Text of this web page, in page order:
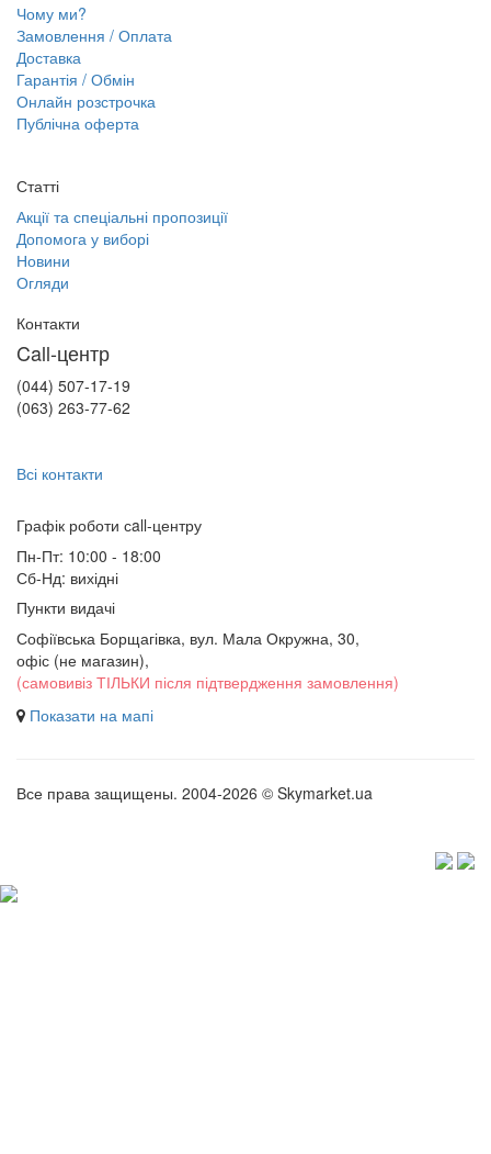
Чому ми?
Замовлення / Оплата
Доставка
Гарантія / Обмін
Онлайн розстрочка
Публічна оферта
Статті
Акції та спеціальні пропозиції
Допомога у виборі
Новини
Огляди
Контакти
Call-центр
(044) 507-17-19
(063) 263-77-62
Всі контакти
Графік роботи сall-центру
Пн-Пт: 10:00 - 18:00
Сб-Нд: вихідні
Пункти видачі
Софіївська Борщагівка, вул. Мала Окружна, 30,
офіс (не магазин),
(самовивіз ТІЛЬКИ після підтвердження замовлення)
Показати на мапі
Все права защищены. 2004-2026 © Skymarket.ua